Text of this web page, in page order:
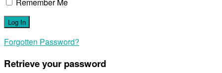
Forgotten Password?
Retrieve your password